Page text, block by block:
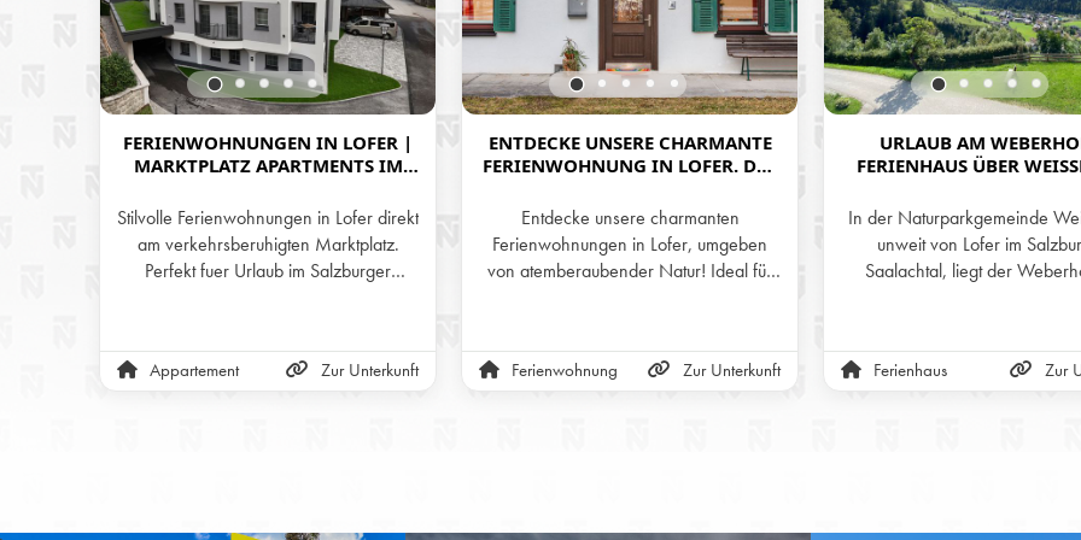
FERIENWOHNUNGEN IN LOFER |
MARKTPLATZ APARTMENTS IM
Stilvolle Ferienwohnungen in Lofer direkt
am verkehrsberuhigten Marktplatz.
Perfekt fuer Urlaub im Salzburger
Appartement Zur Unterkunft
ENTDECKE UNSERE CHARMANTE
FERIENWOHNUNG IN LOFER. DER
DEINEN TRAUMURLAUB!
Entdecke unsere charmanten
Ferienwohnungen in Lofer, umgeben
von atemberaubender Natur! Ideal für
Informationen.
Ferienwohnung Zur Unterkunft
URLAUB AM
FERIENHAUS ÜBER
SAALACHTAL
In der Naturparkgemeinde
unweit von Lofer im
Saalachtal, liegt der
jede Jahreszeit von ihrer
Seite – das Erwachen im
Ferienhaus Zur